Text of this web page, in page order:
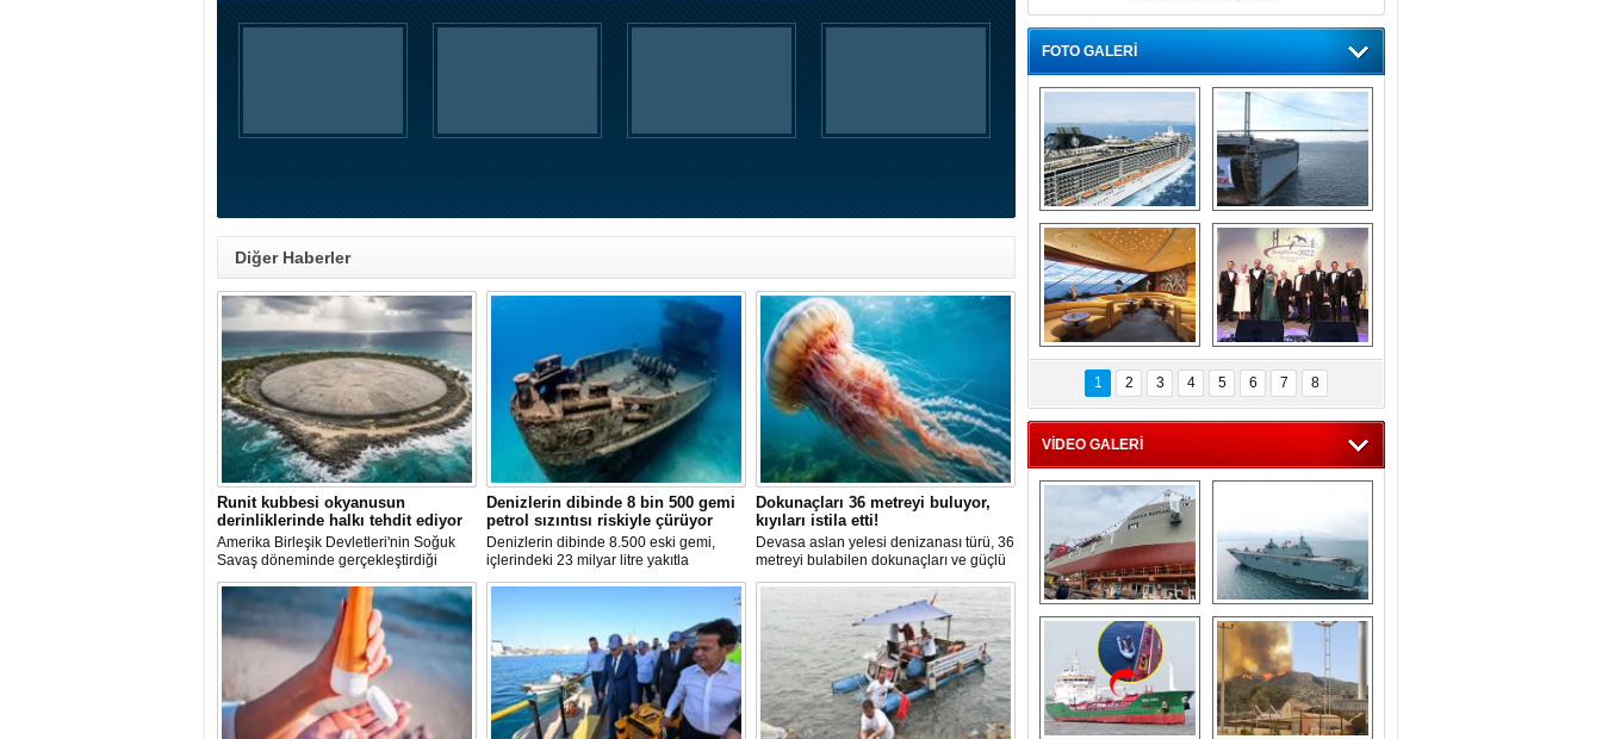
Diğer Haberler
Runit kubbesi okyanusun
derinliklerinde halkı tehdit ediyor
Amerika Birleşik Devletleri'nin Soğuk
Savaş döneminde gerçekleştirdiği
nükleer testlerin ardından kalan
radyoaktif atıkların üzerini kapatan Runit
Kubbesi, çevresel riskler ve deniz
seviyesindeki yükselmeler nedeniyle
tartışma konusu olmaya devam ediyor.
Denizlerin dibinde 8 bin 500 gemi
petrol sızıntısı riskiyle çürüyor
Denizlerin dibinde 8.500 eski gemi,
içlerindeki 23 milyar litre yakıtla
paslanıyor. Bilim insanları, bu
deniz ekosistemleri için büyük bir tehdit
oluşturduğunu belirtiyor.
Dokunaçları 36 metreyi buluyor,
kıyıları istila etti!
Devasa aslan yelesi denizanası türü, 36
metreyi bulabilen dokunaçları ve güçlü
zehriyle kıyıları istila etti. Uzmanlar,
akıntıların bu olağan dışı yoğunluğa
neden olduğunu belirtiyor.
FOTO GALERİ
“Gemi içinde gemi”
konsepti ile MSC
Splendida
Dünyada tek!
Denizaltı yüzer
havuzu intikal
seyrine başladı
MSC'den 55 milyon
euroluk turizm geliri
müjdesi
5. Bosphorus Ship
Brokers Dinner,
İstanbul’da yapıldı
1 2 3 4 5 6 7 8
VİDEO GALERİ
Çeksan Tersanesi,
Başaran Bayrak
tankerini suya
indirdi
TCG Anadolu,
tersane teknik
seyrini tamamladı